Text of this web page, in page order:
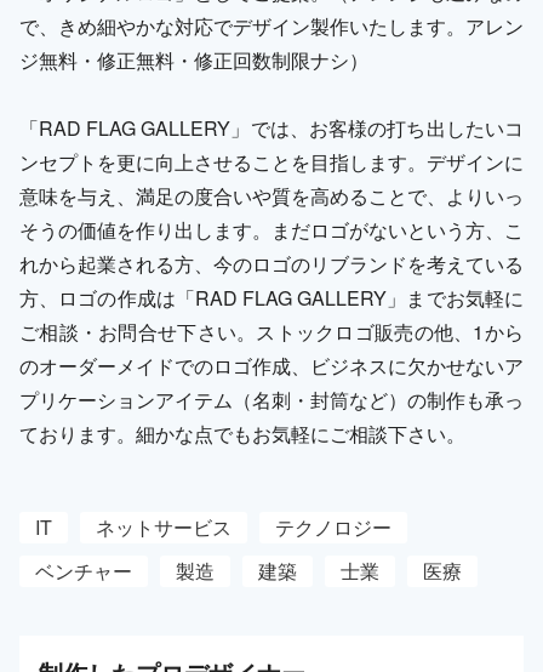
で、きめ細やかな対応でデザイン製作いたします。アレン
ジ無料・修正無料・修正回数制限ナシ）
「RAD FLAG GALLERY」では、お客様の打ち出したいコ
ンセプトを更に向上させることを目指します。デザインに
意味を与え、満足の度合いや質を高めることで、よりいっ
そうの価値を作り出します。まだロゴがないという方、こ
れから起業される方、今のロゴのリブランドを考えている
方、ロゴの作成は「RAD FLAG GALLERY」までお気軽に
ご相談・お問合せ下さい。ストックロゴ販売の他、1から
のオーダーメイドでのロゴ作成、ビジネスに欠かせないア
プリケーションアイテム（名刺・封筒など）の制作も承っ
ております。細かな点でもお気軽にご相談下さい。
IT ネットサービス
テクノロジー
ベンチャー
製造 建築 士業 医療